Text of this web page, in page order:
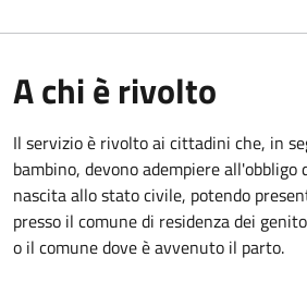
A chi è rivolto
Il servizio è rivolto ai cittadini che, in
bambino, devono adempiere
nascita allo stato civile, potendo
presso il comune di residenza dei
o il comune dove è avvenuto il parto.